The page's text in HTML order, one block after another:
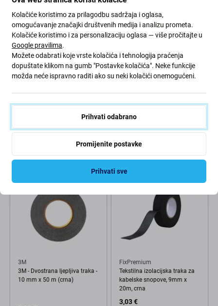
Kapton traka otporna na
toplinu - 10mm x 3m
FixPremium
Dvostrana mrežasta ljepljiva
(07.08.2026)
3M
3M - Dvostrana ljepljiva traka -
10 mm x 50 m (crna)
FixPremium
Tekstilna izolacijska traka za
kabelske snopove, 9mm x
20m, crna
3,03 €
Kolačiće koristimo za prilagodbu sadržaja i oglasa,
omogućavanje značajki društvenih medija i analizu prometa.
Kolačiće koristimo i za personalizaciju oglasa — više pročitajte u
Google pravilima.
Možete odabrati koje vrste kolačića i tehnologija praćenja
dopuštate klikom na gumb "Postavke kolačića". Neke funkcije
možda neće ispravno raditi ako su neki kolačići onemogućeni.
Prihvati odabrano
Promijenite postavke
Prihvati sve